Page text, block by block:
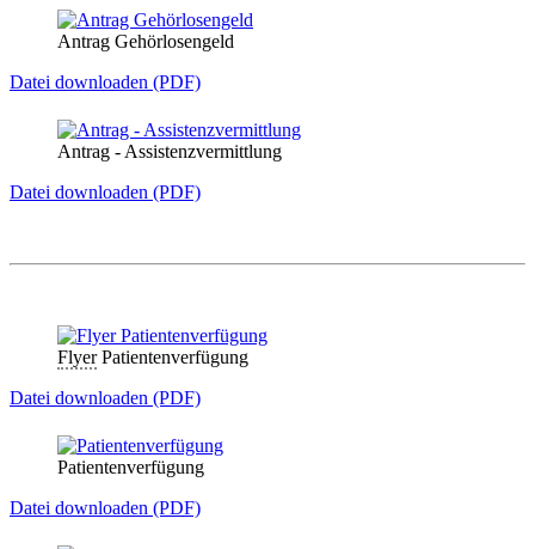
Antrag Gehörlosengeld
Datei downloaden (PDF)
Antrag - Assistenzvermittlung
Datei downloaden (PDF)
FlyerPatientenverfügung
Datei downloaden (PDF)
Patientenverfügung
Datei downloaden (PDF)